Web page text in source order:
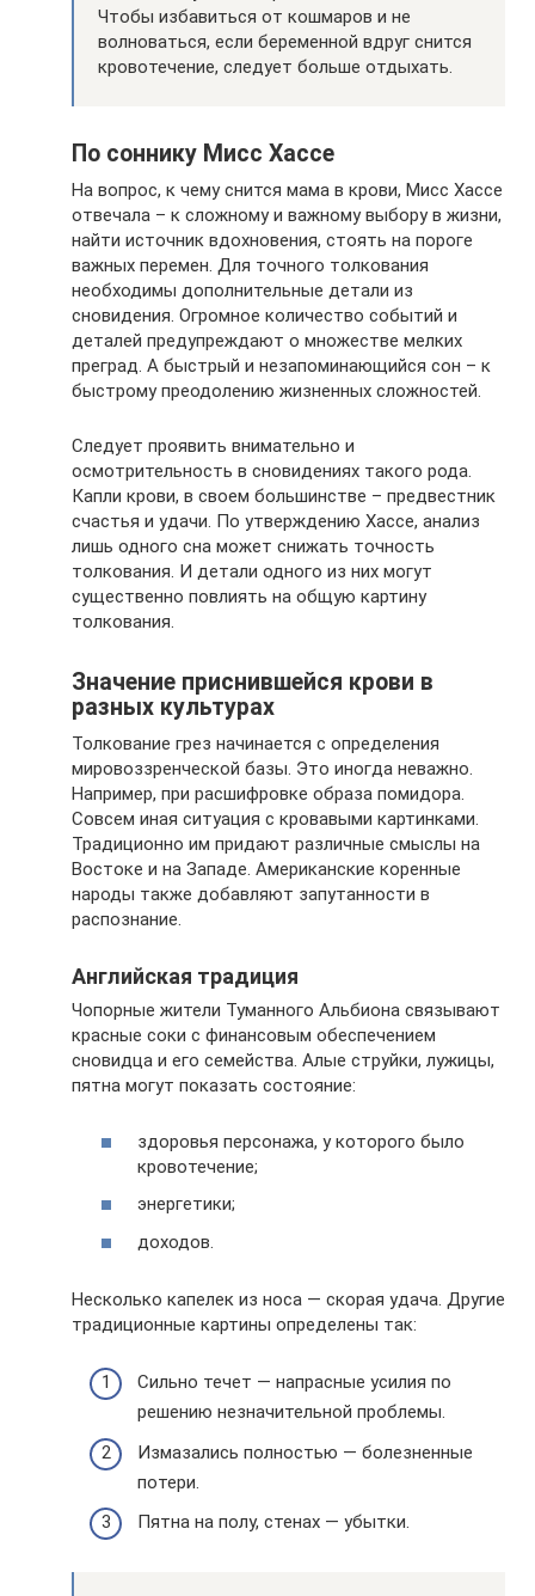
Чтобы избавиться от кошмаров и не
волноваться, если беременной вдруг снится
кровотечение, следует больше отдыхать.
По соннику Мисс Хассе
На вопрос, к чему снится мама в крови, Мисс Хассе
отвечала – к сложному и важному выбору в жизни,
найти источник вдохновения, стоять на пороге
важных перемен. Для точного толкования
необходимы дополнительные детали из
сновидения. Огромное количество событий и
деталей предупреждают о множестве мелких
преград. А быстрый и незапоминающийся сон – к
быстрому преодолению жизненных сложностей.
Следует проявить внимательно и
осмотрительность в сновидениях такого рода.
Капли крови, в своем большинстве – предвестник
счастья и удачи. По утверждению Хассе, анализ
лишь одного сна может снижать точность
толкования. И детали одного из них могут
существенно повлиять на общую картину
толкования.
Значение приснившейся крови в
разных культурах
Толкование грез начинается с определения
мировоззренческой базы. Это иногда неважно.
Например, при расшифровке образа помидора.
Совсем иная ситуация с кровавыми картинками.
Традиционно им придают различные смыслы на
Востоке и на Западе. Американские коренные
народы также добавляют запутанности в
распознание.
Английская традиция
Чопорные жители Туманного Альбиона связывают
красные соки с финансовым обеспечением
сновидца и его семейства. Алые струйки, лужицы,
пятна могут показать состояние:
здоровья персонажа, у которого было
кровотечение;
энергетики;
доходов.
Несколько капелек из носа — скорая удача. Другие
традиционные картины определены так:
Сильно течет — напрасные усилия по
решению незначительной проблемы.
Измазались полностью — болезненные
потери.
Пятна на полу, стенах — убытки.